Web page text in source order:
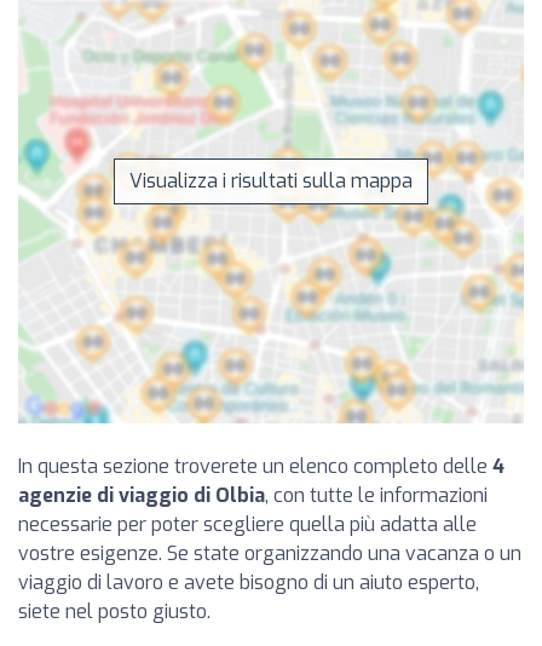
Visualizza i risultati sulla mappa
In questa sezione troverete un elenco completo delle 4
agenzie di viaggio di Olbia, con tutte le informazioni
necessarie per poter scegliere quella più adatta alle
vostre esigenze. Se state organizzando una vacanza o un
viaggio di lavoro e avete bisogno di un aiuto esperto,
siete nel posto giusto.